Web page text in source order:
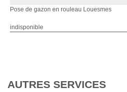
Pose de gazon en rouleau Louesmes
indisponible
AUTRES SERVICES